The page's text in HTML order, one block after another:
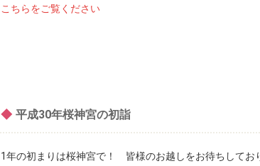
こちらをご覧ください
◆ 平成30年桜神宮の初詣
1年の初まりは桜神宮で！ 皆様のお越しをお待ちしてお